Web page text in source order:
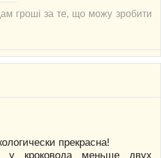
гроші за те, що можу зробити
прекрасна!
у кроковода меньше двух